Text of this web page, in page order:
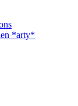
*arty*